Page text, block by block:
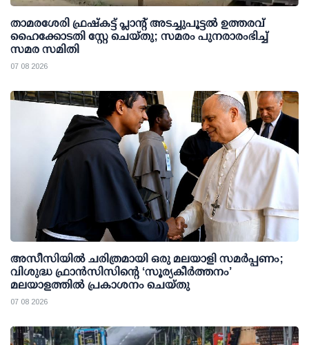
താമരശേരി ഫ്രഷ്കട്ട് പ്ലാന്റ് അടച്ചുപൂട്ടൽ ഉത്തരവ്
ഹൈക്കോടതി സ്റ്റേ ചെയ്തു; സമരം പുനരാരംഭിച്ച്
സമര സമിതി
07 08 2026
അസീസിയിൽ ചരിത്രമായി ഒരു മലയാളി സമർപ്പണം;
വിശുദ്ധ ഫ്രാൻസിസിന്റെ ‘സൂര്യകീർത്തനം’
മലയാളത്തിൽ പ്രകാശനം ചെയ്തു
07 08 2026